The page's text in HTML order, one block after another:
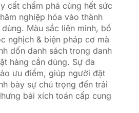
cất chấm phá cùng hết sức
nghiệp hóa vào thành
Màu sắc liên minh, bố
nghịch & biện pháp cơ mà
dốn danh sách trong danh
hàng cần dùng. Sự đa
ưu điểm, giúp người đặt
bày sự chú trọng đến trải
bài xích toán cấp cung